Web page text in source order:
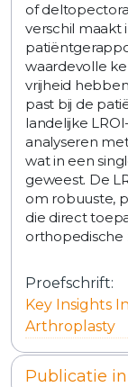
of
verschil maakt
waardevolle
vrijheid
past bij de
landelijke
analyseren
wat in een
geweest. De
om robuuste,
die direct
orthopedische
Proefschrift:
Key Insights
Arthroplasty
Publicatie